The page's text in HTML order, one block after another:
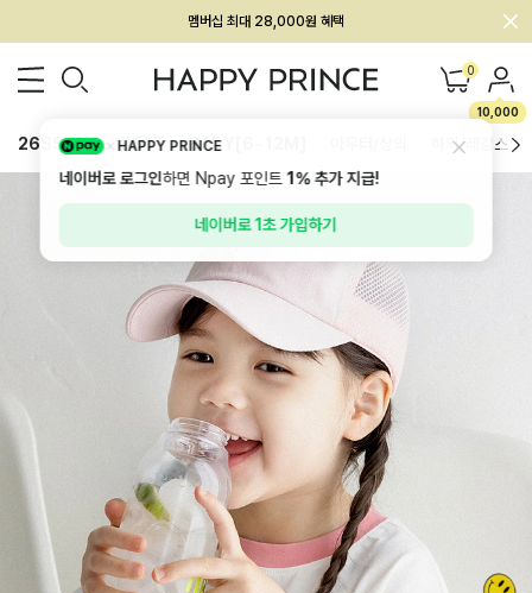
멤버십 최대 28,000원 혜택
0
10,000
26SS 신상 BEST BABY[6~12M] 하의/레깅스
HAPPY PRINCE
네이버로 로그인하면 Npay 포인트1%추가 지급!
네이버로 1초 가입하기